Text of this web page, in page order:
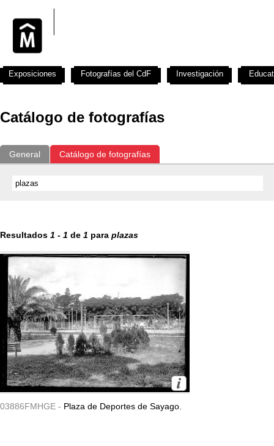
Catálogo de fotografías
General Catálogo de fotografías
Resultados 1 - 1 de 1 para plazas
03886FMHGE - Plaza de Deportes de Sayago.
Exposiciones Fotografías del CdF Investigación